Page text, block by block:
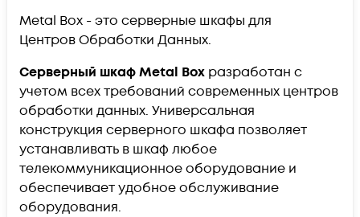
Metal Box - это серверные шкафы для
Центров Обработки Данных.
Серверный шкафMetal Box разработан с
учетом всех требований современных центров
обработки данных. Универсальная
конструкция серверного шкафа позволяет
устанавливать в шкаф любое
телекоммуникационное оборудование и
обеспечивает удобное обслуживание
оборудования.